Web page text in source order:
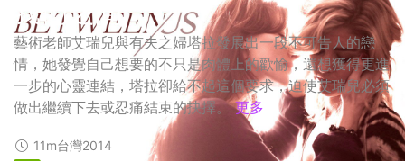
我們之間
藝術老師艾瑞兒與有夫之婦塔拉發展出一段不可告人的戀
情，她發覺自己想要的不只是肉體上的歡愉，還想獲得更進
一步的心靈連結，塔拉卻給不起這個要求，迫使艾瑞兒必須
做出繼續下去或忍痛結束的抉擇。 更多
11m台灣2014